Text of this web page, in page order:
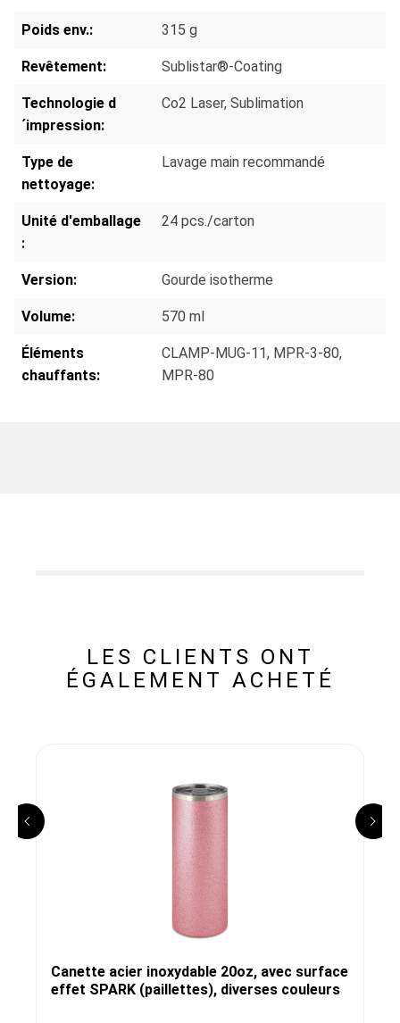
Poids env.: 315 g
Revêtement: Sublistar®-Coating
Technologie d
´impression:
Co2 Laser, Sublimation
Type de
nettoyage:
Lavage main recommandé
Unité d'emballage
:
24 pcs./carton
Version: Gourde isotherme
Volume: 570 ml
Éléments
chauffants:
CLAMP-MUG-11, MPR-3-80,
MPR-80
LES CLIENTS ONT
ÉGALEMENT ACHETÉ
Canette acier inoxydable 20oz, avec surface
effet SPARK (paillettes), diverses couleurs